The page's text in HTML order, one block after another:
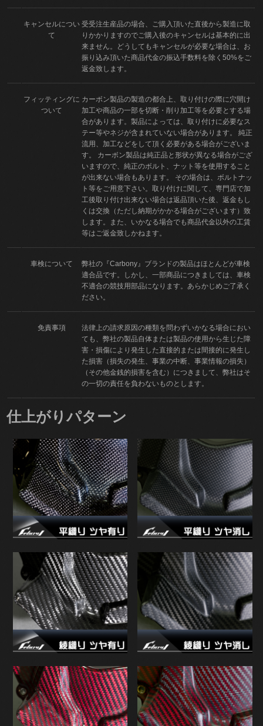
キャンセルについ
て
受受注生産品の場合、ご購入頂いた直後から製造に取
りかかりますのでご購入後のキャンセルは基本的に出
来ません。どうしてもキャンセルが必要な場合は、お
振り込み頂いた商品代金の振込手数料を除く50%をご
返金致します。
フィッティングに
ついて
カーボン製品の製造の都合上、取り付けの際に穴開け
加工や商品の一部を切断・削り加工等を必要とする場
合があります。製品によっては、取り付けに必要なス
テー等やネジが含まれていない場合があります。 純正
流用、加工などをして頂く必要がある場合がございま
す。 カーボン製品は純正品と形状が異なる場合がござ
いますので、純正のボルト、ナット等を使用すること
が出来ない場合もあります。 その場合は、ボルトナッ
ト等をご用意下さい。取り付けに関して、専門店で加
工後取り付け出来ない場合は返品頂いた後、返金もし
くは交換（ただし納期がかかる場合がございます）致
します。また、いかなる場合でも商品代金以外の工賃
等はご返金致しかねます。
車検について
弊社の『Carbony』ブランドの製品はほとんどが車検
適合品です。しかし、一部商品につきましては、車検
不適合の競技用部品になります。あらかじめご了承く
ださい。
免責事項
法律上の請求原因の種類を問わずいかなる場合におい
ても、弊社の製品自体または製品の使用から生じた障
害・損傷により発生した直接的または間接的に発生し
た損害（損失の発生、事業の中断、事業情報の損失）
（その他金銭的損害を含む）につきまして、弊社はそ
の一切の責任を負わないものとします。
仕上がりパターン